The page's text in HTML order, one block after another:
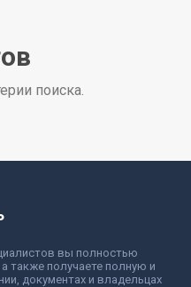
поиска.
вы полностью
также получаете полную и
документах и владельцах